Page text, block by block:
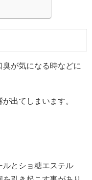
が気になる時などに
出てしまいます。
ルとショ糖エステル